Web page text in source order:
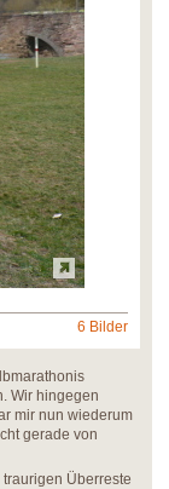
6 Bilder
Wir hingegen
mir nun wiederum
gerade von
Überreste